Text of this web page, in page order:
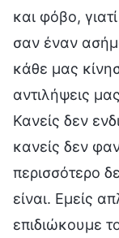
και φόβο,
σαν έναν
κάθε μας
αντιλήψεις
Κανείς δεν
κανείς δεν
περισσότερο
είναι. Εμείς
επιδιώκουμε